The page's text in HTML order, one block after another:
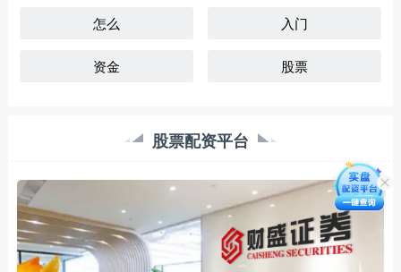
怎么 入门
资金 股票
股票配资平台